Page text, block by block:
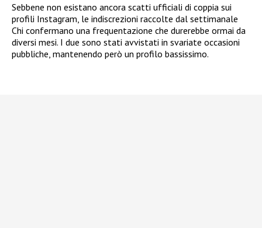
Sebbene non esistano ancora scatti ufficiali di coppia sui
profili Instagram, le indiscrezioni raccolte dal settimanale
Chi confermano una frequentazione che durerebbe ormai da
diversi mesi. I due sono stati avvistati in svariate occasioni
pubbliche, mantenendo però un profilo bassissimo.